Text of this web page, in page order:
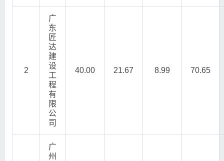
2
广
东
匠
达
建
设
工
程
有
限
公
司
40.00 21.67 8.99 70.65
广
州